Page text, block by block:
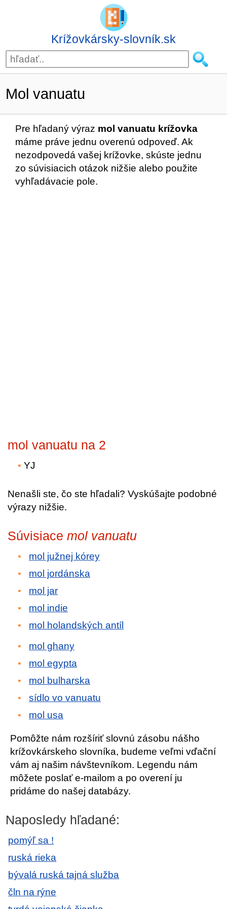
Krížovkársky-slovník.sk
Mol vanuatu
Pre hľadaný výraz mol vanuatu krížovka
máme práve jednu overenú odpoveď. Ak
nezodpovedá vašej krížovke, skúste jednu
zo súvisiacich otázok nižšie alebo použite
vyhľadávacie pole.
mol vanuatu na 2
YJ
Nenašli ste, čo ste hľadali? Vyskúšajte podobné
výrazy nižšie.
Súvisiace mol vanuatu
mol južnej kórey
mol jordánska
mol jar
mol indie
mol holandských antíl
mol ghany
mol egypta
mol bulharska
sídlo vo vanuatu
mol usa
Pomôžte nám rozšíriť slovnú zásobu nášho
krížovkárskeho slovníka, budeme veľmi vďační
vám aj našim návštevníkom. Legendu nám
môžete poslať e-mailom a po overení ju
pridáme do našej databázy.
Naposledy hľadané:
pomýľ sa !
ruská rieka
bývalá ruská tajná služba
čln na rýne